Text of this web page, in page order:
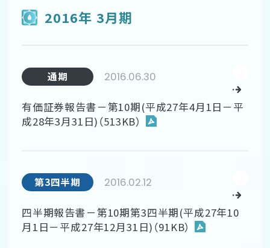
2016年 3月期
通期 2016.06.30
有価証券報告書－第10期(平成27年4月1日－平
成28年3月31日)（513KB）
第3四半期 2016.02.12
四半期報告書－第10期第3四半期(平成27年10
月1日－平成27年12月31日)（91KB）